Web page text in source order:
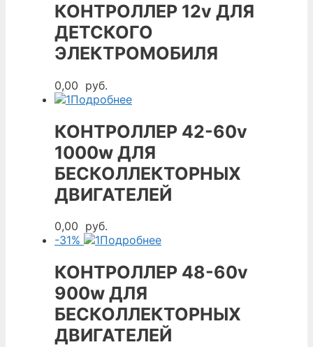
КОНТРОЛЛЕР 12v ДЛЯ
ДЕТСКОГО
ЭЛЕКТРОМОБИЛЯ
0,00 руб.
Подробнее
КОНТРОЛЛЕР 42-60v
1000w ДЛЯ
БЕСКОЛЛЕКТОРНЫХ
ДВИГАТЕЛЕЙ
0,00 руб.
-31%
Подробнее
КОНТРОЛЛЕР 48-60v
900w ДЛЯ
БЕСКОЛЛЕКТОРНЫХ
ДВИГАТЕЛЕЙ